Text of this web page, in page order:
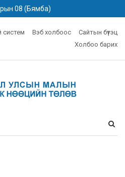
08 (Бямба)
систем Вэб холбоос
Сайтын бүтэц
Холбоо барих